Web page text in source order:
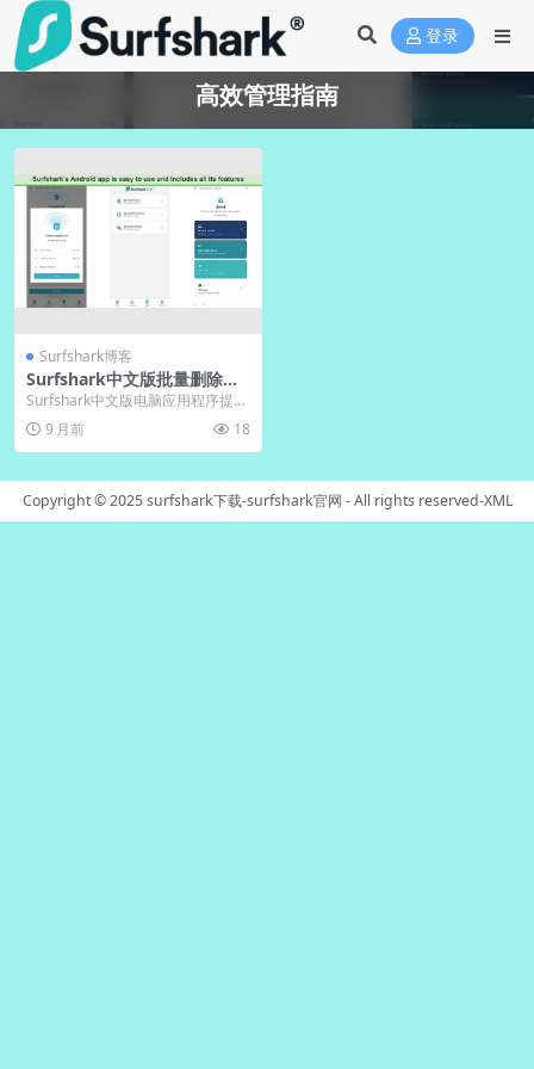
登录
高效管理指南
Surfshark博客
Surfshark中文版批量删除设
备｜电脑版高效管理
Surfshark中文版电脑应用程序提供
便捷下载与安装指南，帮助用户轻
松获取官方...
9 月前 18
Copyright © 2025surfshark下载-surfshark官网 - All rights reserved-XML